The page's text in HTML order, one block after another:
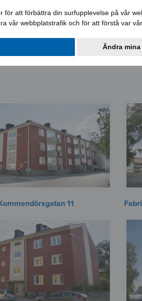
att förbättra din surfupplevelse på vår
vår webbplatstrafik och för att förstå var
Ändra
Aktuellt Lägenheter
11